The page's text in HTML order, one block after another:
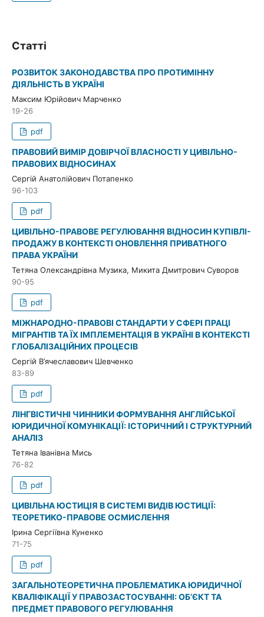
Статті
РОЗВИТОК ЗАКОНОДАВСТВА ПРО ПРОТИМІННУ
ДІЯЛЬНІСТЬ В УКРАЇНІ
Максим Юрійович Марченко
19-26
pdf
ПРАВОВИЙ ВИМІР ДОВІРЧОЇ ВЛАСНОСТІ У ЦИВІЛЬНО-
ПРАВОВИХ ВІДНОСИНАХ
Сергій Анатолійович Потапенко
96-103
pdf
ЦИВІЛЬНО-ПРАВОВЕ РЕГУЛЮВАННЯ ВІДНОСИН КУПІВЛІ-
ПРОДАЖУ В КОНТЕКСТІ ОНОВЛЕННЯ ПРИВАТНОГО
ПРАВА УКРАЇНИ
Тетяна Олександрівна Музика, Микита Дмитрович Суворов
90-95
pdf
МІЖНАРОДНО-ПРАВОВІ СТАНДАРТИ У СФЕРІ ПРАЦІ
МІГРАНТІВ ТА ЇХ ІМПЛЕМЕНТАЦІЯ В УКРАЇНІ В КОНТЕКСТІ
ГЛОБАЛІЗАЦІЙНИХ ПРОЦЕСІВ
Сергій В’ячеславович Шевченко
83-89
pdf
ЛІНГВІСТИЧНІ ЧИННИКИ ФОРМУВАННЯ АНГЛІЙСЬКОЇ
ЮРИДИЧНОЇ КОМУНІКАЦІЇ: ІСТОРИЧНИЙ І СТРУКТУРНИЙ
АНАЛІЗ
Тетяна Іванівна Мись
76-82
pdf
ЦИВІЛЬНА ЮСТИЦІЯ В СИСТЕМІ ВИДІВ ЮСТИЦІЇ:
ТЕОРЕТИКО-ПРАВОВЕ ОСМИСЛЕННЯ
Ірина Сергіївна Куненко
71-75
pdf
ЗАГАЛЬНОТЕОРЕТИЧНА ПРОБЛЕМАТИКА ЮРИДИЧНОЇ
КВАЛІФІКАЦІЇ У ПРАВОЗАСТОСУВАННІ: ОБ’ЄКТ ТА
ПРЕДМЕТ ПРАВОВОГО РЕГУЛЮВАННЯ